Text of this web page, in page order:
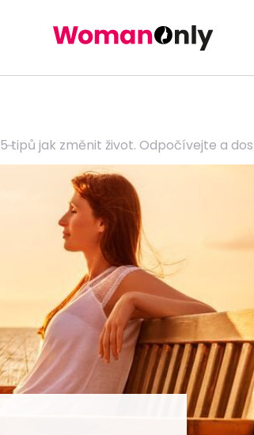
5 tipů jak změnit život. Odpočívejte a